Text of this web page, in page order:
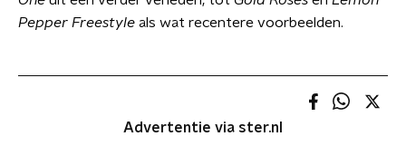
Pepper Freestyle als wat recentere voorbeelden.
Advertentie via ster.nl